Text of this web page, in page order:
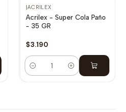
|ACRILEX
Acrilex - Super Cola Paño
- 35 GR
$3.190
Cantidad